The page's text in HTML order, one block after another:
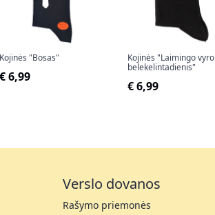
Kojinės "Bosas"
€ 6,99
Kojinės "Laimingo vyro
belekelintadienis"
€ 6,99
Verslo dovanos
Rašymo priemonės